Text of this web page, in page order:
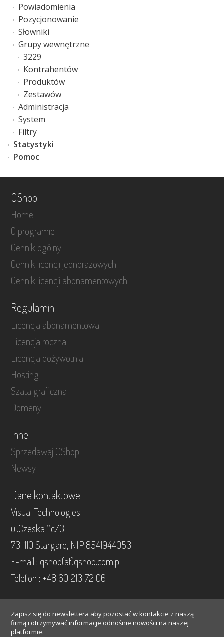
Powiadomienia
Pozycjonowanie
Słowniki
Grupy wewnętrzne
3229
Kontrahentów
Produktów
Zestawów
Administracja
System
Filtry
Statystyki
Pomoc
QShop
Home
O programie
Cennik ogólny
Cennik licencji jednorazowych
Cennik licencji abonamentowych
Regulamin
Licencja abonamentowa
Licencja roczna
Licencja dożywotnia
Hosting
Szata graficzna
Domeny
Inne
Sprzedawaj QShop
Newsy
Dane kontaktowe
Visual Technologies
ul.Czeska 11c/3
73-110 Stargard, NIP:8541944053
E-mail : qshop(at)qshop.com.pl
Telefon : +48 60 213 72 06
Zapisz się do newslettera aby pozostać w kontakcie z naszą
firmą i otrzymywać informacje odnośnie nowości na naszej
platformie.